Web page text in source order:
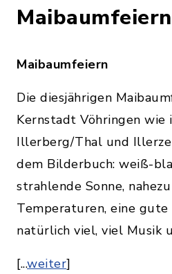
Maibaumfeiern
Maibaumfeiern
Die diesjährigen
Kernstadt Vöhringen
Illerberg/Thal und
dem Bilderbuch: weiß-
strahlende Sonne,
Temperaturen, eine
natürlich viel, viel Musik
[...weiter]